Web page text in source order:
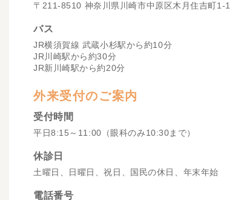
〒211-8510 神奈川県川崎市中原区木月住吉町1-1
バス
JR横須賀線 武蔵小杉駅から約10分
JR川崎駅から約30分
JR新川崎駅から約20分
外来受付のご案内
受付時間
平日8:15～11:00（眼科のみ10:30まで）
休診日
土曜日、日曜日、祝日、国民の休日、年末年始
電話番号